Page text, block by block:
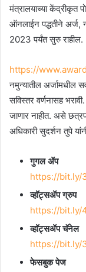
मंत्रालयाच्या केंद्रीकृत
ऑनलाईन पद्धतीने
2023 पर्यंत सुरु राहील.
https://
नमुन्यातील अर्जामधील
सविस्तर वर्णनासह
जाणार नाहीत. असे
अधिकारी सुदर्शन तुपे
गुगल ॲप
https://bit.ly/
व्हॉट्सॲप ग्रुप
https://bit.ly/
व्हॉट्सॲप चॅनेल
https://bit.ly/
फेसबुक पेज